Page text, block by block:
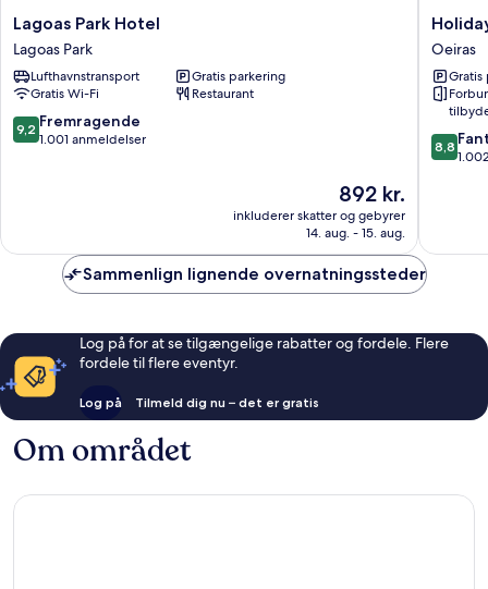
Lagoas
Park
Hotel
Lagoas
Park
Lagoas Park Hotel
Lagoas Park
Lufthavnstransport
Gratis parkering
Gratis Wi-Fi
Restaurant
9.2
ud
9,2 Fremragende
1.001 anmeldelser
Prisen
er
892 kr.
892 kr.
inkluderer skatter og gebyrer
14. aug. - 15. aug.
Holiday
Inn
Express
Lisbon
-
Oeiras
by
IHG
Oeiras
Gratis
8.8
ud
8,8
Sammenlign lignende overnatningssteder
Log på for at se tilgængelige rabatter og fordele. Flere
fordele til flere eventyr.
Log på Tilmeld dig nu – det er gratis
Om området